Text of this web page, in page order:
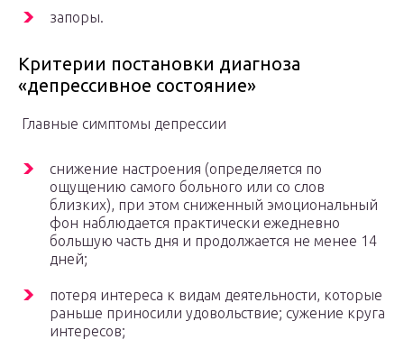
запоры.
Критерии постановки диагноза
«депрессивное состояние»
Главные симптомы депрессии
снижение настроения (определяется по
ощущению самого больного или со слов
близких), при этом сниженный эмоциональный
фон наблюдается практически ежедневно
большую часть дня и продолжается не менее 14
дней;
потеря интереса к видам деятельности, которые
раньше приносили удовольствие; сужение круга
интересов;